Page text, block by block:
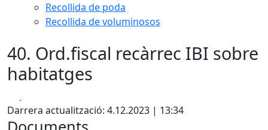
Recollida de poda
Recollida de voluminosos
40. Ord.fiscal recàrrec IBI sobre
habitatges
Darrera actualització: 4.12.2023 | 13:34